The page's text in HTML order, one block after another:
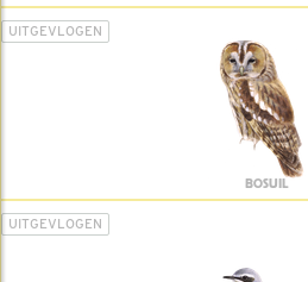
UITGEVLOGEN
BOSUIL
UITGEVLOGEN